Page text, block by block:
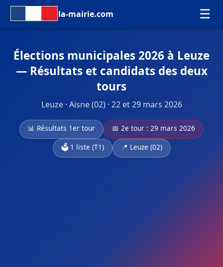
la-mairie.com ☰
Élections municipales 2026 à Leuze
— Résultats et candidats des deux
tours
Leuze · Aisne (02) · 22 et 29 mars 2026
📊 Résultats 1er tour
📅 2e tour : 29 mars 2026
🗳️ 1 liste (T1)
📍 Leuze (02)